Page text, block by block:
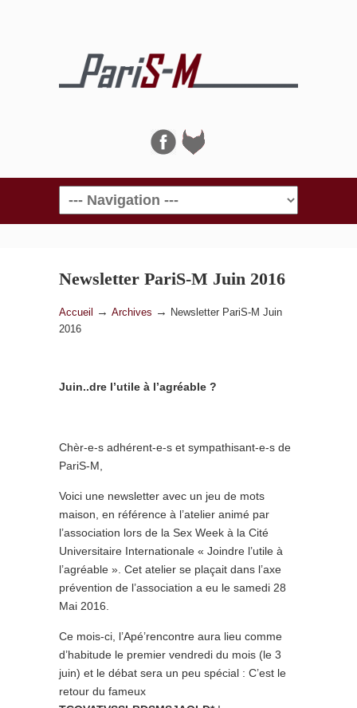
Navigation
Newsletter PariS-M Juin 2016
Accueil → Archives →
Newsletter PariS-M Juin
2016
Juin..dre l’utile à l’agréable ?
Chèr-e-s adhérent-e-s et sympathisant-e-s de
PariS-M,
Voici une newsletter avec un jeu de mots
maison, en référence à l’atelier animé par
l’association lors de la Sex Week à la Cité
Universitaire Internationale « Joindre l’utile à
l’agréable ». Cet atelier se plaçait dans l’axe
prévention de l’association a eu le samedi 28
Mai 2016.
Ce mois-ci, l’Apé’rencontre aura lieu comme
d’habitude le premier vendredi du mois (le 3
juin) et le débat sera un peu spécial : C’est le
retour du fameux